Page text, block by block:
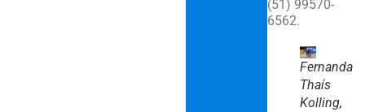
(51) 99570-
6562.
Fernanda
Thaís
Kolling,